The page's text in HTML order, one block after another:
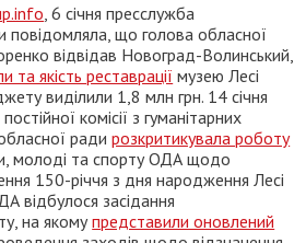
, 6 січня пресслужба
що голова обласної
відвідав Новоград-Волинський,
та якість реставрації музею Лесі
виділили 1,8 млн грн. 14 січня
комісії з гуманітарних
радирозкритикувала роботу
молоді та спорту ОДА щодо
150-річчя з дня народження Лесі
відбулося засідання
на якомупредставили оновлений